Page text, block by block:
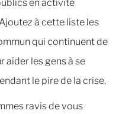
en activité
à cette liste les
qui continuent de
aider les gens à se
le pire de la crise.
ravis de vous